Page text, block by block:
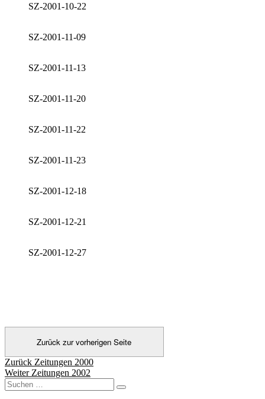
SZ-2001-10-22
SZ-2001-11-09
SZ-2001-11-13
SZ-2001-11-20
SZ-2001-11-22
SZ-2001-11-23
SZ-2001-12-18
SZ-2001-12-21
SZ-2001-12-27
Beitragsnavigation
Zurück Vorheriger
Beitrag:
Zeitungen 2000
Weiter Nächster
Beitrag:
Zeitungen 2002
Suchen
nach:
Suchen